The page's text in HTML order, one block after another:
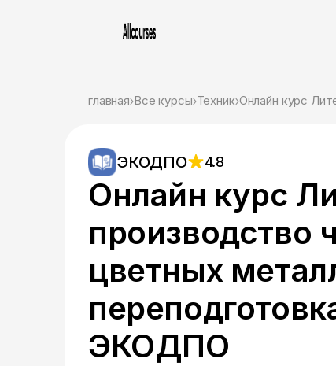
главная Все курсы Техник Онлайн курс
ЭКОДПО 4.8
Онлайн курс
производство
цветных
ЭКОДПО